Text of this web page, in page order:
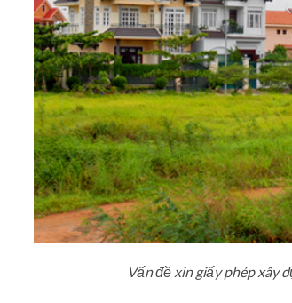
Vấn đề xin giấy phép xây